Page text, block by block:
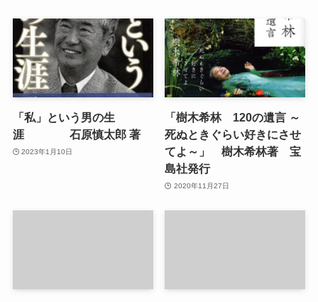
「私」という男の生
涯 石原慎太郎 著
2023年1月10日
「樹木希林 120の遺言 ～
死ぬときぐらい好きにさせ
てよ～」 樹木希林著 宝
島社発行
2020年11月27日